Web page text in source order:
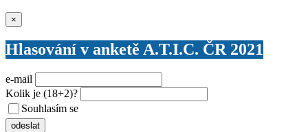
×
Hlasování v anketě A.T.I.C. ČR 2021
e-mail
Kolik je (18+2)?
Souhlasím se
odeslat